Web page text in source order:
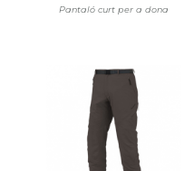
Pantaló curt per a dona